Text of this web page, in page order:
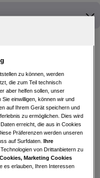
(Zählspiel - 4
zu können, werden
die zum Teil technisch
aber helfen sollen, unser
einwilligen, können wir und
auf Ihrem Gerät speichern und
zu ermöglichen. Dies wird
erreicht, die aus in Cookies
Präferenzen werden unseren
auf Surfdaten.Ihre
von Drittanbietern zu
Marketing Cookies
es erlauben, Ihren Interessen